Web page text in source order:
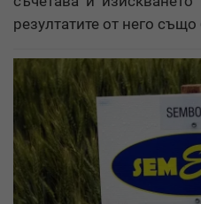
резултатите от него